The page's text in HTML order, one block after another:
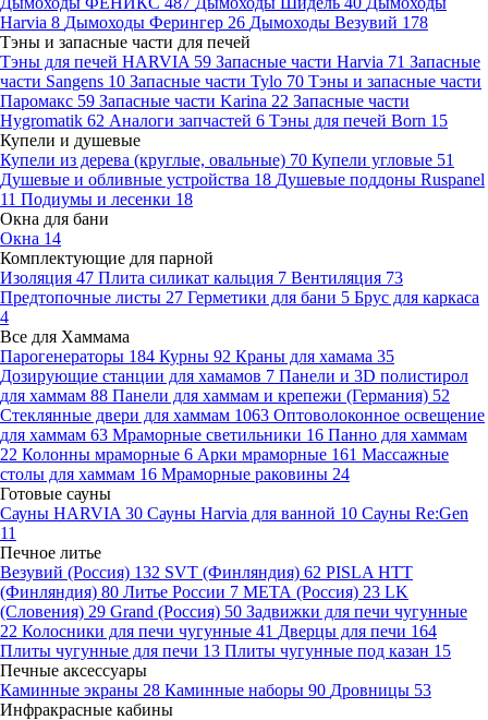
Harvia 8 Дымоходы Ферингер 26 Дымоходы Везувий 178
Тэны и запасные части для печей
Тэны для печей HARVIA 59 Запасные части Harvia 71 Запасные
части Sangens 10 Запасные части Tylo 70 Тэны и запасные части
Паромакс 59 Запасные части Karina 22 Запасные части
Hygromatik 62 Аналоги запчастей 6 Тэны для печей Born 15
Купели и душевые
Купели из дерева (круглые, овальные) 70 Купели угловые 51
Душевые и обливные устройства 18 Душевые поддоны Ruspanel
11 Подиумы и лесенки 18
Окна для бани
Окна 14
Комплектующие для парной
Изоляция 47 Плита силикат кальция 7 Вентиляция 73
Предтопочные листы 27 Герметики для бани 5 Брус для каркаса
4
Все для Хаммама
Парогенераторы 184 Курны 92 Краны для хамама 35
Дозирующие станции для хамамов 7 Панели и 3D полистирол
для хаммам 88 Панели для хаммам и крепежи (Германия) 52
Стеклянные двери для хаммам 1063 Оптоволоконное освещение
для хаммам 63 Мраморные светильники 16 Панно для хаммам
22 Колонны мраморные 6 Арки мраморные 161 Массажные
столы для хаммам 16 Мраморные раковины 24
Готовые сауны
Сауны HARVIA 30 Сауны Harvia для ванной 10 Сауны Re:Gen
11
Печное литье
Везувий (Россия) 132 SVT (Финляндия) 62 PISLA HTT
(Финляндия) 80 Литье России 7 МЕТА (Россия) 23 LK
(Словения) 29 Grand (Россия) 50 Задвижки для печи чугунные
22 Колосники для печи чугунные 41 Дверцы для печи 164
Плиты чугунные для печи 13 Плиты чугунные под казан 15
Печные аксессуары
Каминные экраны 28 Каминные наборы 90 Дровницы 53
Инфракрасные кабины